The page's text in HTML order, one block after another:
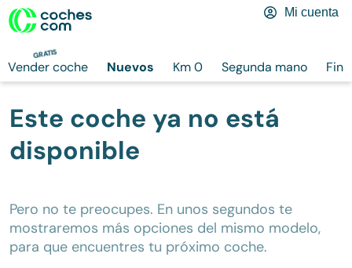
GRATIS
Vender coche Nuevos Km 0 Segunda mano
Mi cuenta
Este coche ya no está
disponible
Pero no te preocupes. En unos segundos te
mostraremos más opciones del mismo modelo,
para que encuentres tu próximo coche.